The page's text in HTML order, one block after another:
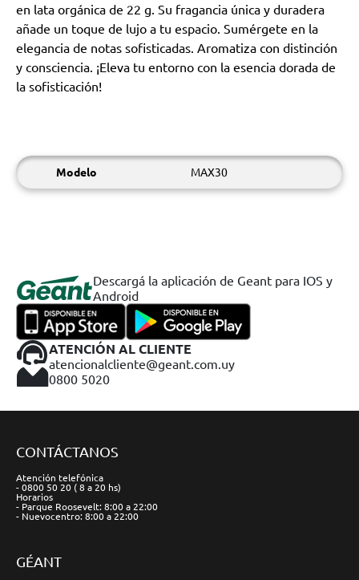
en lata orgánica de 22 g. Su fragancia única y duradera
añade un toque de lujo a tu espacio. Sumérgete en la
elegancia de notas sofisticadas. Aromatiza con distinción
y consciencia. ¡Eleva tu entorno con la esencia dorada de
la sofisticación!
Modelo MAX30
Descargá la aplicación de Geant para IOS y
Android
ATENCIÓN AL CLIENTE
atencionalcliente@geant.com.uy
0800 5020
CONTÁCTANOS
Atención telefónica
- 0800 50 20 ( 8 a 20 hs)
Horarios
- Parque Roosevelt: 8:00 a 22:00
- Nuevocentro: 8:00 a 22:00
GÉANT